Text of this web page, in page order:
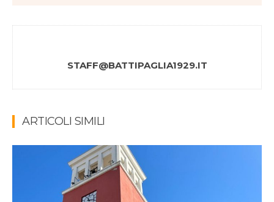
STAFF@BATTIPAGLIA1929.IT
ARTICOLI SIMILI